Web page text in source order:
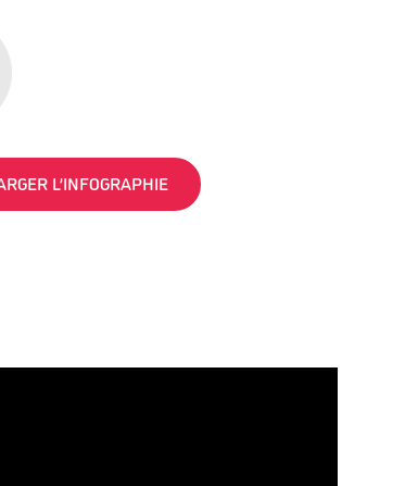
L’INFOGRAPHIE